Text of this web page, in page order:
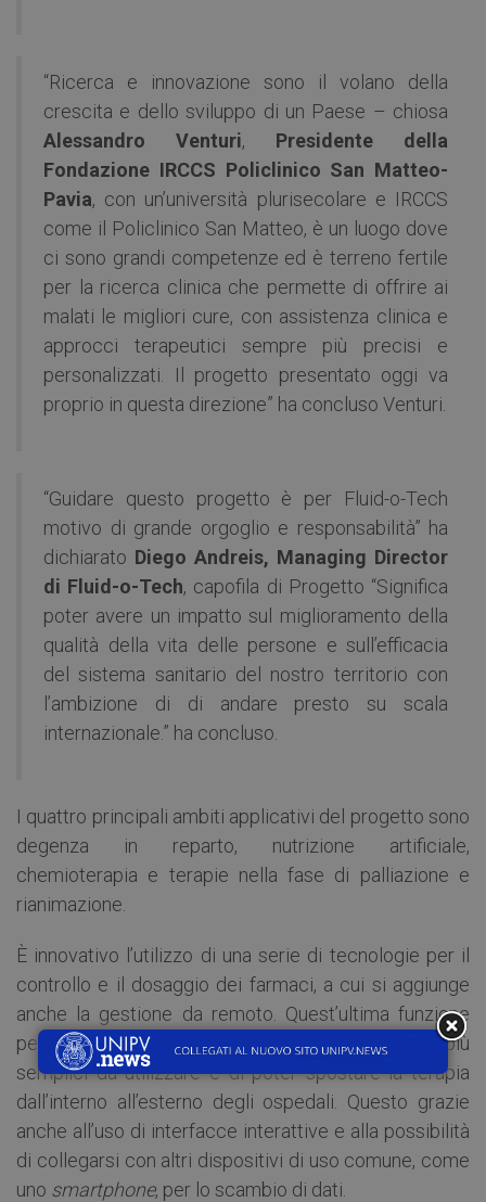
“Ricerca e innovazione sono il volano della
crescita e dello sviluppo di un Paese – chiosa
Alessandro Venturi, Presidente della
Fondazione IRCCS Policlinico San Matteo-
Pavia, con un’università plurisecolare e IRCCS
come il Policlinico San Matteo, è un luogo dove
ci sono grandi competenze ed è terreno fertile
per la ricerca clinica che permette di offrire ai
malati le migliori cure, con assistenza clinica e
approcci terapeutici sempre più precisi e
personalizzati. Il progetto presentato oggi va
proprio in questa direzione” ha concluso Venturi.
“Guidare questo progetto è per Fluid-o-Tech
motivo di grande orgoglio e responsabilità” ha
dichiarato Diego Andreis, Managing Director
di Fluid-o-Tech, capofila di Progetto “Significa
poter avere un impatto sul miglioramento della
qualità della vita delle persone e sull’efficacia
del sistema sanitario del nostro territorio con
l’ambizione di di andare presto su scala
internazionale.” ha concluso.
I quattro principali ambiti applicativi del progetto sono
degenza in reparto, nutrizione artificiale,
chemioterapia e terapie nella fase di palliazione e
rianimazione.
È innovativo l’utilizzo di una serie di tecnologie per il
controllo e il dosaggio dei farmaci, a cui si aggiunge
anche la gestione da remoto. Quest’ultima funzione
permette di fatto di poter realizzare dispositivi di più
semplici da utilizzare e di poter spostare la terapia
dall’interno all’esterno degli ospedali. Questo grazie
anche all’uso di interfacce interattive e alla possibilità
di collegarsi con altri dispositivi di uso comune, come
uno smartphone, per lo scambio di dati.